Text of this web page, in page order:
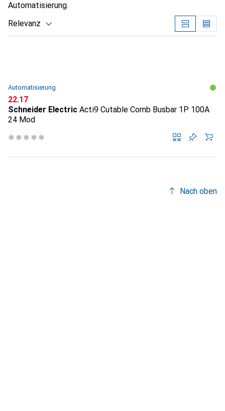
Automatisierung.
Relevanz
Automatisierung
CHF
22.17
Schneider Electric Acti9 Cutable Comb Busbar 1P 100A
24 Mod
Nach oben